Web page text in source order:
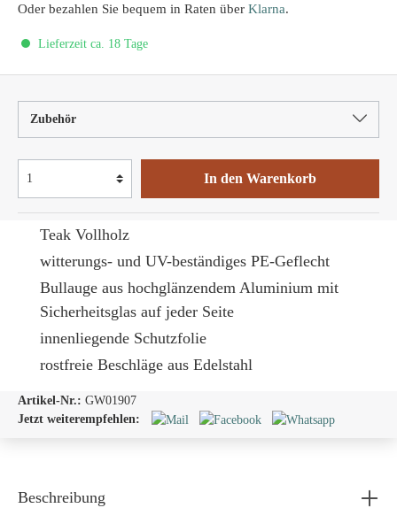
Teak Vollholz
witterungs- und UV-beständiges PE-Geflecht
Bullauge aus hochglänzendem Aluminium mit
Sicherheitsglas auf jeder Seite
innenliegende Schutzfolie
rostfreie Beschläge aus Edelstahl
Oder bezahlen Sie bequem in Raten über Klarna.
Lieferzeit ca. 18 Tage
Zubehör
In den Warenkorb
Artikel-Nr.: GW01907
Jetzt weiterempfehlen:
Beschreibung